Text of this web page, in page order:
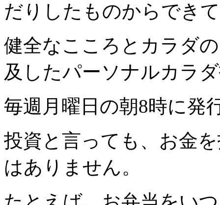
だりしたものからでき
健全なこころとカラダ
及したパーソナルカラ
毎週月曜日の朝8時に発
投資と言っても、お金
はありません。